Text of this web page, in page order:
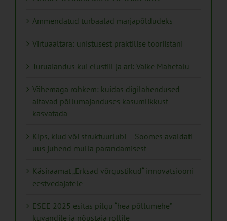
Ammendatud turbaalad marjapõldudeks
Virtuaaltara: unistusest praktilise tööriistani
Turuaiandus kui elustiil ja äri: Väike Mahetalu
Vähemaga rohkem: kuidas digilahendused
aitavad põllumajanduses kasumlikkust
kasvatada
Kips, kiud või struktuurlubi – Soomes avaldati
uus juhend mulla parandamisest
Käsiraamat „Erksad võrgustikud“ innovatsiooni
eestvedajatele
ESEE 2025 esitas pilgu “hea põllumehe”
kuvandile ja nõustaja rollile